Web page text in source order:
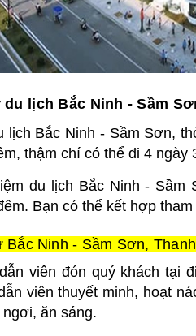
lịch Bắc Ninh - Sầm
lịch Bắc Ninh - Sầm Sơn,
thậm chí có thể đi 4 ngày
du lịch Bắc Ninh - Sầm
Bạn có thể kết hợp
Ninh - Sầm Sơn,
viên đón quý khách tại
viên thuyết minh, hoạt
ăn sáng.